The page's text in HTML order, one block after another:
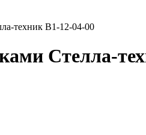
техник В1-12-04-00
Стелла-